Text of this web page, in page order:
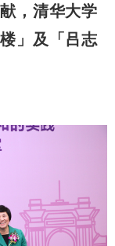
，清华大学
」及「吕志